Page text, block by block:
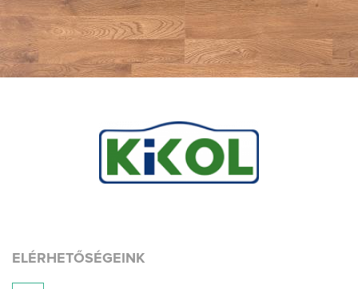
ELÉRHETŐSÉGEINK